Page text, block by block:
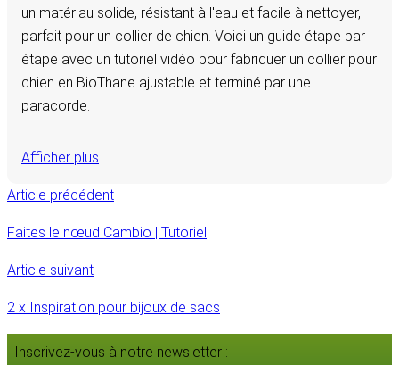
un matériau solide, résistant à l'eau et facile à nettoyer,
parfait pour un collier de chien. Voici un guide étape par
étape avec un tutoriel vidéo pour fabriquer un collier pour
chien en BioThane ajustable et terminé par une
paracorde.
Afficher plus
Article précédent
Faites le nœud Cambio | Tutoriel
Article suivant
2 x Inspiration pour bijoux de sacs
Inscrivez-vous à notre newsletter :